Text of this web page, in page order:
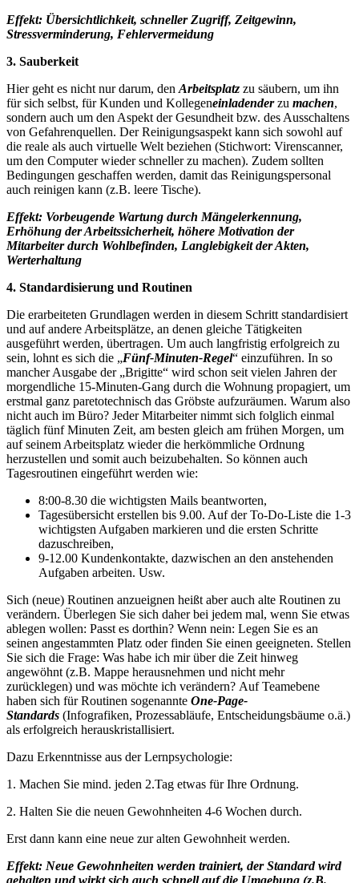
Effekt: Übersichtlichkeit, schneller Zugriff, Zeitgewinn,
Stressverminderung, Fehlervermeidung
3. Sauberkeit
Hier geht es nicht nur darum, den Arbeitsplatz zu säubern, um ihn
für sich selbst, für Kunden und Kollegeneinladenderzu machen,
sondern auch um den Aspekt der Gesundheit bzw. des Ausschaltens
von Gefahrenquellen. Der Reinigungsaspekt kann sich sowohl auf
die reale als auch virtuelle Welt beziehen (Stichwort: Virenscanner,
um den Computer wieder schneller zu machen). Zudem sollten
Bedingungen geschaffen werden, damit das Reinigungspersonal
auch reinigen kann (z.B. leere Tische).
Effekt: Vorbeugende Wartung durch Mängelerkennung,
Erhöhung der Arbeitssicherheit, höhere Motivation der
Mitarbeiter durch Wohlbefinden, Langlebigkeit der Akten,
Werterhaltung
4. Standardisierung und Routinen
Die erarbeiteten Grundlagen werden in diesem Schritt standardisiert
und auf andere Arbeitsplätze, an denen gleiche Tätigkeiten
ausgeführt werden, übertragen. Um auch langfristig erfolgreich zu
sein, lohnt es sich die „Fünf-Minuten-Regel“ einzuführen. In so
mancher Ausgabe der „Brigitte“ wird schon seit vielen Jahren der
morgendliche 15-Minuten-Gang durch die Wohnung propagiert, um
erstmal ganz paretotechnisch das Gröbste aufzuräumen. Warum also
nicht auch im Büro? Jeder Mitarbeiter nimmt sich folglich einmal
täglich fünf Minuten Zeit, am besten gleich am frühen Morgen, um
auf seinem Arbeitsplatz wieder die herkömmliche Ordnung
herzustellen und somit auch beizubehalten. So können auch
Tagesroutinen eingeführt werden wie:
8:00-8.30 die wichtigsten Mails beantworten,
Tagesübersicht erstellen bis 9.00. Auf der To-Do-Liste die 1-3
wichtigsten Aufgaben markieren und die ersten Schritte
dazuschreiben,
9-12.00 Kundenkontakte, dazwischen an den anstehenden
Aufgaben arbeiten. Usw.
Sich (neue) Routinen anzueignen heißt aber auch alte Routinen zu
verändern. Überlegen Sie sich daher bei jedem mal, wenn Sie etwas
ablegen wollen: Passt es dorthin? Wenn nein: Legen Sie es an
seinen angestammten Platz oder finden Sie einen geeigneten. Stellen
Sie sich die Frage: Was habe ich mir über die Zeit hinweg
angewöhnt (z.B. Mappe herausnehmen und nicht mehr
zurücklegen) und was möchte ich verändern? Auf Teamebene
haben sich für Routinen sogenannte One-Page-
Standards (Infografiken, Prozessabläufe, Entscheidungsbäume o.ä.)
als erfolgreich herauskristallisiert.
Dazu Erkenntnisse aus der Lernpsychologie:
1. Machen Sie mind. jeden 2.Tag etwas für Ihre Ordnung.
2. Halten Sie die neuen Gewohnheiten 4-6 Wochen durch.
Erst dann kann eine neue zur alten Gewohnheit werden.
Effekt: Neue Gewohnheiten werden trainiert, der Standard wird
gehalten und wirkt sich auch schnell auf die Umgebung (z.B.